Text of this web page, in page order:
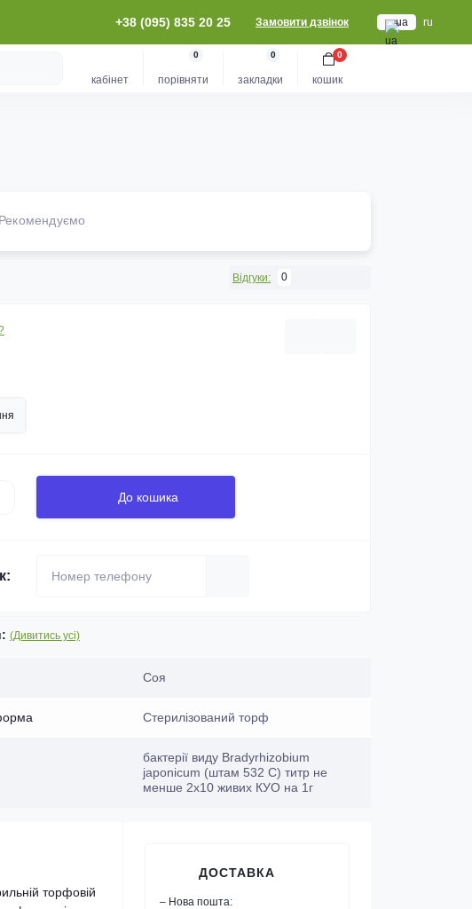
+38 (095) 835 20 25 Замовити дзвінок ua ru
кабінет порівняти
0
закладки
0
кошик
0
Рекомендуємо
Відгуки: 0
До кошика
(Дивитись усі)
Соя
Стерилізований торф
бактерії виду Bradyrhizobium
japonicum (штам 532 C) титр не
менше 2х10 живих КУО на 1г
торфовій
ДОСТАВКА
– Нова пошта: